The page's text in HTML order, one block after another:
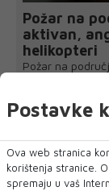
Požar na
aktivan,
helikopteri
Požar na
Postavke
Ova web stranica
korištenja stranice.
spremaju u vaš